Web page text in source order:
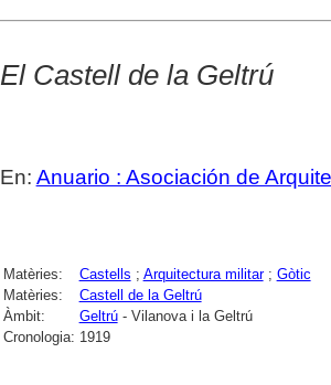
El Castell de la Geltrú
En: Anuario : Asociación de
Matèries: Castells ; Arquitectura militar; Gòtic
Matèries:
Castell de la Geltrú
Àmbit:
Geltrú- Vilanova i la Geltrú
Cronologia: 1919